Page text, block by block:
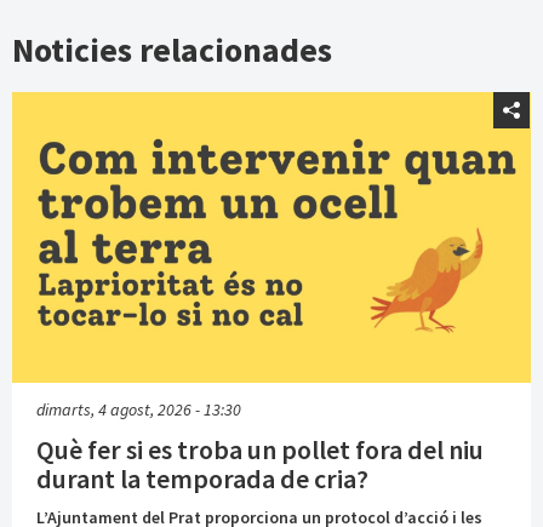
Noticies relacionades
dimarts, 4 agost, 2026 - 13:30
Què fer si es troba un pollet fora del niu
durant la temporada de cria?
L’Ajuntament del Prat proporciona un protocol d’acció i les